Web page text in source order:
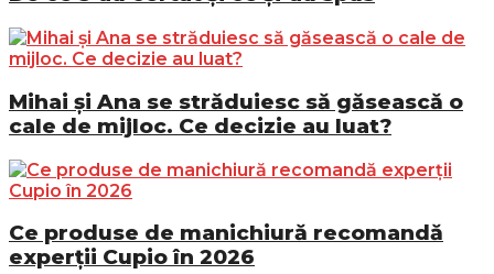
Mihai și Ana se străduiesc să găsească o
cale de mijloc. Ce decizie au luat?
Ce produse de manichiură recomandă
experții Cupio în 2026